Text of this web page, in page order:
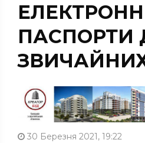
ПАСПОРТИ
30 Березня 2021, 19:22